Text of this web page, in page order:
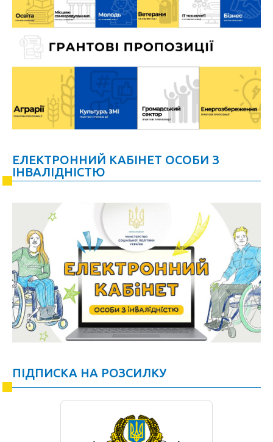
ЕЛЕКТРОННИЙ КАБІНЕТ ОСОБИ З
ІНВАЛІДНІСТЮ
ПІДПИСКА НА РОЗСИЛКУ